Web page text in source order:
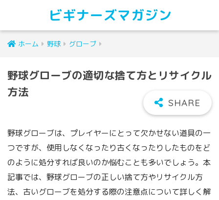
ビギナーズマガジン
ホーム 野球 グローブ
野球グローブの適切な捨て方とリサイクル
方法
野球グローブは、プレイヤーにとって欠かせない道具の一
つですが、使用しなくなったり古くなったりしたものをど
のように処分すれば良いのか悩むことも多いでしょう。本
記事では、野球グローブの正しい捨て方やリサイクル方
法、古いグローブを処分する際の注意点について詳しく解